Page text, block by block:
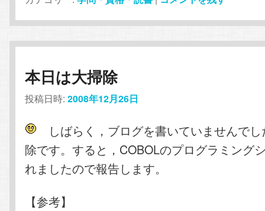
本日は大掃除
投稿日時:2008年12月26日
しばらく，ブログを書いていませんで
除です。すると，COBOLのプログラミング
れましたので報告します。
【参考】